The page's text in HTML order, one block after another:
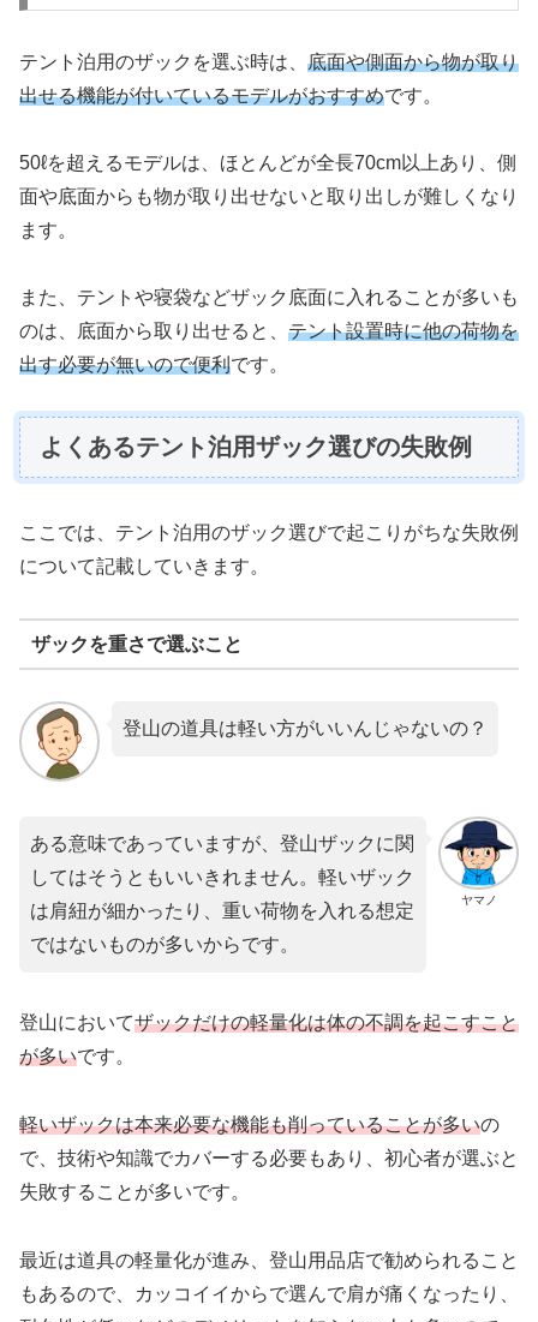
テント泊用のザックを選ぶ時は、 底面や側面から物が取り
出せる機能が付いているモデルがおすすめです。
50ℓを超えるモデルは、ほとんどが全長70cm以上あり、側
面や底面からも物が取り出せないと取り出しが難しくなり
ます。
また、テントや寝袋などザック底面に入れることが多いも
のは、底面から取り出せると、 テント設置時に他の荷物を
出す必要が無いので便利です。
よくあるテント泊用ザック選びの失敗例
ここでは、テント泊用のザック選びで起こりがちな失敗例
について記載していきます。
ザックを重さで選ぶこと
登山の道具は軽い方がいいんじゃないの？
ヤマノ
ある意味であっていますが、登山ザックに関
してはそうともいいきれません。軽いザック
は肩紐が細かったり、重い荷物を入れる想定
ではないものが多いからです。
登山においてザックだけの軽量化は体の不調を起こすこと
が多いです。
軽いザックは本来必要な機能も削っていることが多いの
で、技術や知識でカバーする必要もあり、初心者が選ぶと
失敗することが多いです。
最近は道具の軽量化が進み、登山用品店で勧められること
もあるので、カッコイイからで選んで肩が痛くなったり、